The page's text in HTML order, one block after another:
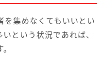
集めなくてもいいとい
という状況であれば、